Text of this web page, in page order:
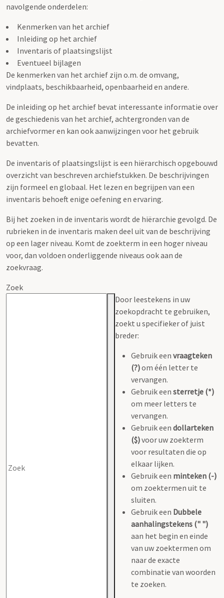
navolgende onderdelen:
Kenmerken van het archief
Inleiding op het archief
Inventaris of plaatsingslijst
Eventueel bijlagen
De kenmerken van het archief zijn o.m. de omvang,
vindplaats, beschikbaarheid, openbaarheid en andere.
De inleiding op het archief bevat interessante informatie over
de geschiedenis van het archief, achtergronden van de
archiefvormer en kan ook aanwijzingen voor het gebruik
bevatten.
De inventaris of plaatsingslijst is een hiërarchisch opgebouwd
overzicht van beschreven archiefstukken. De beschrijvingen
zijn formeel en globaal. Het lezen en begrijpen van een
inventaris behoeft enige oefening en ervaring.
Bij het zoeken in de inventaris wordt de hiërarchie gevolgd. De
rubrieken in de inventaris maken deel uit van de beschrijving
op een lager niveau. Komt de zoekterm in een hoger niveau
voor, dan voldoen onderliggende niveaus ook aan de
zoekvraag.
Zoek
Door leestekens in uw
zoekopdracht te gebruiken,
zoekt u specifieker of juist
breder:
Gebruik een vraagteken
(?)om één letter te
vervangen.
Gebruik een sterretje (*)
om meer letters te
vervangen.
Gebruik een dollarteken
($)voor uw zoekterm
voor resultaten die op
elkaar lijken.
Gebruik een minteken (-)
om zoektermen uit te
sluiten.
Gebruik een Dubbele
aanhalingstekens (" ")
aan het begin en einde
van uw zoektermen om
naar de exacte
combinatie van woorden
te zoeken.